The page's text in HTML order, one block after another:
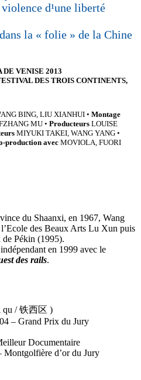
d¹une liberté
la « folie » de la Chine
VENISE 2013
DES TROIS CONTINENTS,
BING, LIU XIANHUI • Montage
MU • Producteurs LOUISE
MIYUKI TAKEI, WANG YANG •
production avec MOVIOLA, FUORI
du Shaanxi, en 1967, Wang
des Beaux Arts Lu Xun puis
de Pékin (1995).
en 1999 avec le
des rails.
qu / 铁西区 )
– Grand Prix du Jury
Documentaire
Montgolfière d’or du Jury